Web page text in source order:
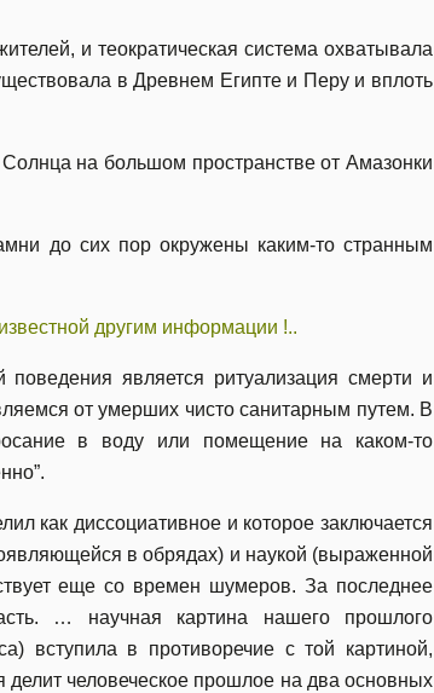
и теократическая система охватывала
в Древнем Египте и Перу и вплоть
на большом пространстве от Амазонки
до сих пор окружены каким-то странным
другим информации !..
является ритуализация смерти и
от умерших чисто санитарным путем. В
в воду или помещение на каком-то
как диссоциативное и которое заключается
в обрядах) и наукой (выраженной
еще со времен шумеров. За последнее
… научная картина нашего прошлого
вступила в противоречие с той картиной,
делит человеческое прошлое на два основных